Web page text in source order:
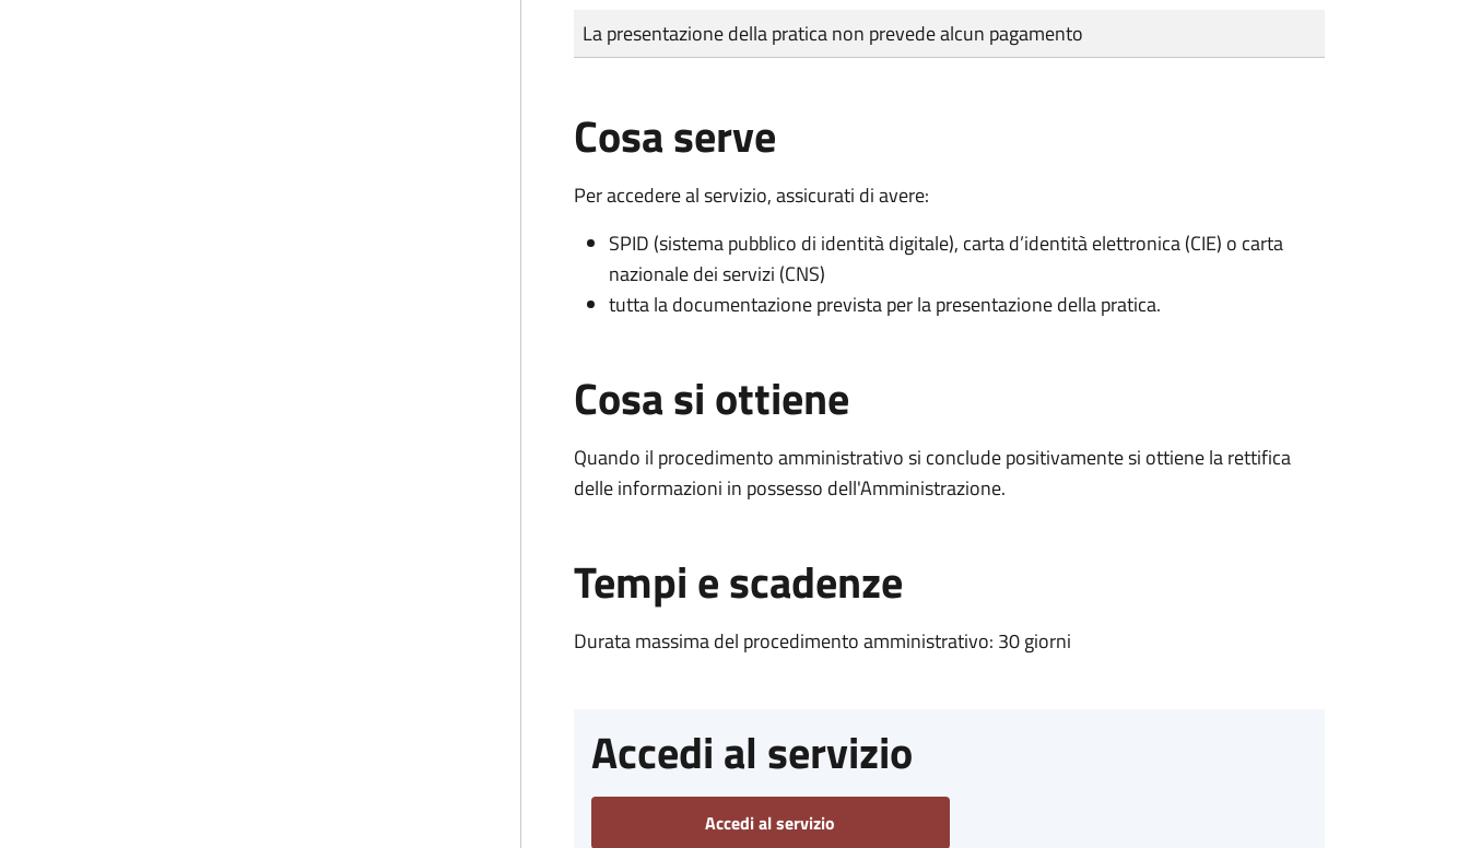
Tipo di pagamento
Importo
La presentazione della pratica non prevede alcun pagamento
Cosa serve
Per accedere al servizio, assicurati di avere:
SPID (sistema pubblico di identità digitale), carta d’identità elettronica (CIE) o carta
nazionale dei servizi (CNS)
tutta la documentazione prevista per la presentazione della pratica.
Cosa si ottiene
Quando il procedimento amministrativo si conclude positivamente si ottiene la rettifica
delle informazioni in possesso dell'Amministrazione.
Tempi e scadenze
Durata massima del procedimento amministrativo: 30 giorni
Accedi al servizio
Accedi al servizio